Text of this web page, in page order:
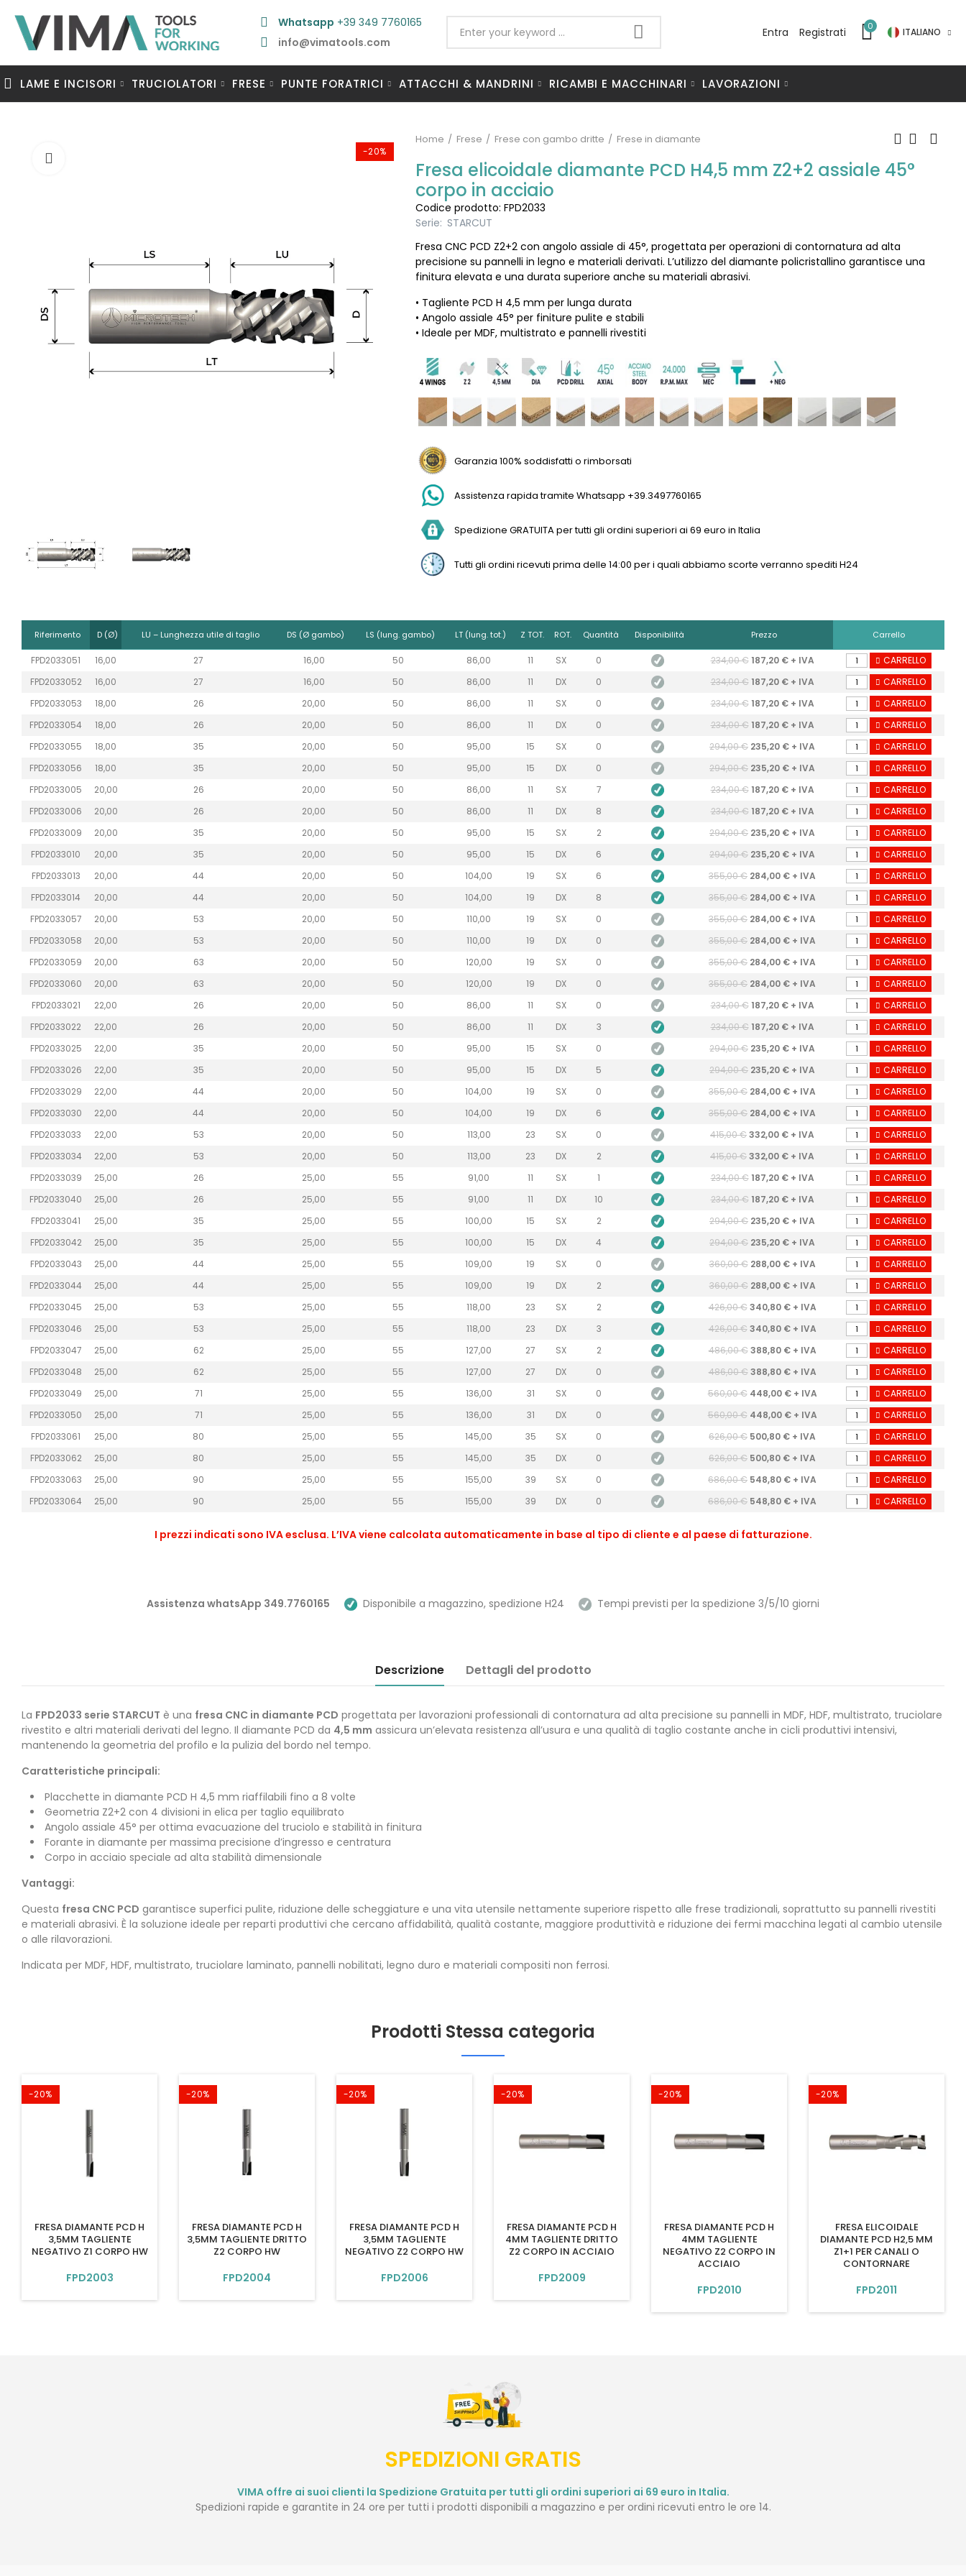
Whatsapp +39 349 7760165
info@vimatools.com
Entra Registrati 0
ITALIANO
LAME E INCISORI TRUCIOLATORI FRESE PUNTE FORATRICI ATTACCHI & MANDRINI RICAMBI E MACCHINARI LAVORAZIONI
-20%
Home Frese Frese con gambo dritte Frese in diamante
Fresa elicoidale diamante PCD H4,5 mm Z2+2 assiale 45°
corpo in acciaio
Codice prodotto: FPD2033
Serie: STARCUT
Fresa CNC PCD Z2+2 con angolo assiale di 45°, progettata per operazioni di contornatura ad alta
precisione su pannelli in legno e materiali derivati. L’utilizzo del diamante policristallino garantisce una
finitura elevata e una durata superiore anche su materiali abrasivi.
• Tagliente PCD H 4,5 mm per lunga durata
• Angolo assiale 45° per finiture pulite e stabili
• Ideale per MDF, multistrato e pannelli rivestiti
Garanzia 100% soddisfatti o rimborsati
Assistenza rapida tramite Whatsapp +39.3497760165
Spedizione GRATUITA per tutti gli ordini superiori ai 69 euro in Italia
Tutti gli ordini ricevuti prima delle 14:00 per i quali abbiamo scorte verranno spediti H24
Riferimento D (Ø) LU – Lunghezza utile di taglio DS (Ø gambo) LS (lung. gambo) LT (lung. tot.) Z TOT. ROT. Quantità Disponibilità Prezzo Carrello
FPD2033051 16,00 27 16,00 50 86,00 11 SX 0 234,00 € 187,20 € + IVA
CARRELLO
FPD2033052
16,00 27 16,00 50 86,00 11 DX 0 234,00 € 187,20 € + IVA
CARRELLO
FPD2033053
18,00 26 20,00 50 86,00 11 SX 0 234,00 € 187,20 € + IVA
CARRELLO
FPD2033054
18,00 26 20,00 50 86,00 11 DX 0 234,00 € 187,20 € + IVA
CARRELLO
FPD2033055
18,00 35 20,00 50 95,00 15 SX 0 294,00 € 235,20 € + IVA
CARRELLO
FPD2033056
18,00 35 20,00 50 95,00 15 DX 0 294,00 € 235,20 € + IVA
CARRELLO
FPD2033005
20,00 26 20,00 50 86,00 11 SX 7 234,00 € 187,20 € + IVA
CARRELLO
FPD2033006
20,00 26 20,00 50 86,00 11 DX 8 234,00 € 187,20 € + IVA
CARRELLO
FPD2033009
20,00 35 20,00 50 95,00 15 SX 2 294,00 € 235,20 € + IVA
CARRELLO
FPD2033010
20,00 35 20,00 50 95,00 15 DX 6 294,00 € 235,20 € + IVA
CARRELLO
FPD2033013
20,00 44 20,00 50 104,00 19 SX 6 355,00 € 284,00 € + IVA
CARRELLO
FPD2033014
20,00 44 20,00 50 104,00 19 DX 8 355,00 € 284,00 € + IVA
CARRELLO
FPD2033057
20,00 53 20,00 50 110,00 19 SX 0 355,00 € 284,00 € + IVA
CARRELLO
FPD2033058
20,00 53 20,00 50 110,00 19 DX 0 355,00 € 284,00 € + IVA
CARRELLO
FPD2033059
20,00 63 20,00 50 120,00 19 SX 0 355,00 € 284,00 € + IVA
CARRELLO
FPD2033060
20,00 63 20,00 50 120,00 19 DX 0 355,00 € 284,00 € + IVA
CARRELLO
FPD2033021
22,00 26 20,00 50 86,00 11 SX 0 234,00 € 187,20 € + IVA
CARRELLO
FPD2033022
22,00 26 20,00 50 86,00 11 DX 3 234,00 € 187,20 € + IVA
CARRELLO
FPD2033025
22,00 35 20,00 50 95,00 15 SX 0 294,00 € 235,20 € + IVA
CARRELLO
FPD2033026
22,00 35 20,00 50 95,00 15 DX 5 294,00 € 235,20 € + IVA
CARRELLO
FPD2033029
22,00 44 20,00 50 104,00 19 SX 0 355,00 € 284,00 € + IVA
CARRELLO
FPD2033030
22,00 44 20,00 50 104,00 19 DX 6 355,00 € 284,00 € + IVA
CARRELLO
FPD2033033
22,00 53 20,00 50 113,00 23 SX 0 415,00 €332,00 € + IVA
CARRELLO
FPD2033034
22,00 53 20,00 50 113,00 23 DX 2 415,00 €332,00 € + IVA
CARRELLO
FPD2033039
25,00 26 25,00 55 91,00 11 SX 1 234,00 € 187,20 € + IVA
CARRELLO
FPD2033040
25,00 26 25,00 55 91,00 11 DX 10 234,00 € 187,20 € + IVA
CARRELLO
FPD2033041
25,00 35 25,00 55 100,00 15 SX 2 294,00 € 235,20 € + IVA
CARRELLO
FPD2033042
25,00 35 25,00 55 100,00 15 DX 4 294,00 € 235,20 € + IVA
CARRELLO
FPD2033043
25,00 44 25,00 55 109,00 19 SX 0 360,00 € 288,00 € + IVA
CARRELLO
FPD2033044
25,00 44 25,00 55 109,00 19 DX 2 360,00 € 288,00 € + IVA
CARRELLO
FPD2033045
25,00 53 25,00 55 118,00 23 SX 2 426,00 € 340,80 € + IVA
CARRELLO
FPD2033046
25,00 53 25,00 55 118,00 23 DX 3 426,00 € 340,80 € + IVA
CARRELLO
FPD2033047
25,00 62 25,00 55 127,00 27 SX 2 486,00 € 388,80 € + IVA
CARRELLO
FPD2033048
25,00 62 25,00 55 127,00 27 DX 0 486,00 € 388,80 € + IVA
CARRELLO
FPD2033049
25,00 71 25,00 55 136,00 31 SX 0 560,00 € 448,00 € + IVA
CARRELLO
FPD2033050
25,00 71 25,00 55 136,00 31 DX 0 560,00 € 448,00 € + IVA
CARRELLO
FPD2033061
25,00 80 25,00 55 145,00 35 SX 0 626,00 € 500,80 € + IVA
CARRELLO
FPD2033062
25,00 80 25,00 55 145,00 35 DX 0 626,00 € 500,80 € + IVA
CARRELLO
FPD2033063
25,00 90 25,00 55 155,00 39 SX 0 686,00 € 548,80 € + IVA
CARRELLO
FPD2033064
25,00 90 25,00 55 155,00 39 DX 0 686,00 € 548,80 € + IVA CARRELLO
I prezzi indicati sono IVA esclusa. L’IVA viene calcolata automaticamente in base al tipo di cliente e al paese di fatturazione.
Assistenza whatsApp 349.7760165 Disponibile a magazzino, spedizione H24 Tempi previsti per la spedizione 3/5/10 giorni
Descrizione Dettagli del prodotto
La FPD2033 serie STARCUT è una fresa CNC in diamante PCD progettata per lavorazioni professionali di contornatura ad alta precisione su pannelli in MDF, HDF, multistrato, truciolare
rivestito e altri materiali derivati del legno. Il diamante PCD da 4,5 mm assicura un’elevata resistenza all’usura e una qualità di taglio costante anche in cicli produttivi intensivi,
mantenendo la geometria del profilo e la pulizia del bordo nel tempo.
Caratteristiche principali:
Placchette in diamante PCD H 4,5 mm riaffilabili fino a 8 volte
Geometria Z2+2 con 4 divisioni in elica per taglio equilibrato
Angolo assiale 45° per ottima evacuazione del truciolo e stabilità in finitura
Forante in diamante per massima precisione d’ingresso e centratura
Corpo in acciaio speciale ad alta stabilità dimensionale
Vantaggi:
Questa fresa CNC PCD garantisce superfici pulite, riduzione delle scheggiature e una vita utensile nettamente superiore rispetto alle frese tradizionali, soprattutto su pannelli rivestiti
e materiali abrasivi. È la soluzione ideale per reparti produttivi che cercano affidabilità, qualità costante, maggiore produttività e riduzione dei fermi macchina legati al cambio utensile
o alle rilavorazioni.
Indicata per MDF, HDF, multistrato, truciolare laminato, pannelli nobilitati, legno duro e materiali compositi non ferrosi.
Prodotti Stessa categoria
-20%
FRESA DIAMANTE PCD H
3,5MM TAGLIENTE
NEGATIVO Z1 CORPO HW
FPD2003
-20%
FRESA DIAMANTE PCD H
3,5MM TAGLIENTE DRITTO
Z2 CORPO HW
FPD2004
-20%
FRESA DIAMANTE PCD H
3,5MM TAGLIENTE
NEGATIVO Z2 CORPO HW
FPD2006
-20%
FRESA DIAMANTE PCD H
4MM TAGLIENTE DRITTO
Z2 CORPO IN ACCIAIO
FPD2009
-20%
FRESA DIAMANTE PCD H
4MM TAGLIENTE
NEGATIVO Z2 CORPO IN
ACCIAIO
FPD2010
-20%
FRESA ELICOIDALE
DIAMANTE PCD H2,5 MM
Z1+1 PER CANALI O
CONTORNARE
FPD2011
SPEDIZIONI GRATIS
VIMA offre ai suoi clienti la Spedizione Gratuita per tutti gli ordini superiori ai 69 euro in Italia.
Spedizioni rapide e garantite in 24 ore per tutti i prodotti disponibili a magazzino e per ordini ricevuti entro le ore 14.